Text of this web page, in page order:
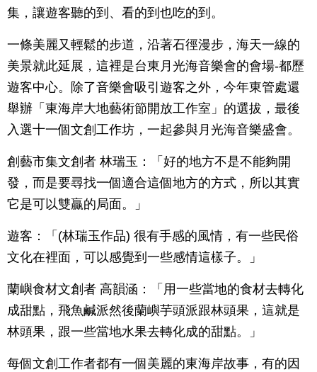
集，讓遊客聽的到、看的到也吃的到。
一條美麗又輕鬆的步道，沿著石徑漫步，海天一線的
美景就此延展，這裡是台東月光海音樂會的會場-都歷
遊客中心。除了音樂會吸引遊客之外，今年東管處還
舉辦「東海岸大地藝術節開放工作室」的選拔，最後
入選十一個文創工作坊，一起參與月光海音樂盛會。
創藝市集文創者 林瑞玉：「好的地方不是不能夠開
發，而是要尋找一個適合這個地方的方式，所以其實
它是可以雙贏的局面。」
遊客：「(林瑞玉作品) 很有手感的風情，有一些民俗
文化在裡面，可以感覺到一些感情這樣子。」
蘭嶼食材文創者 高韻涵：「用一些當地的食材去轉化
成甜點，飛魚鹹派然後蘭嶼芋頭派跟林頭果，這就是
林頭果，跟一些當地水果去轉化成的甜點。」
每個文創工作者都有一個美麗的東海岸故事，有的因